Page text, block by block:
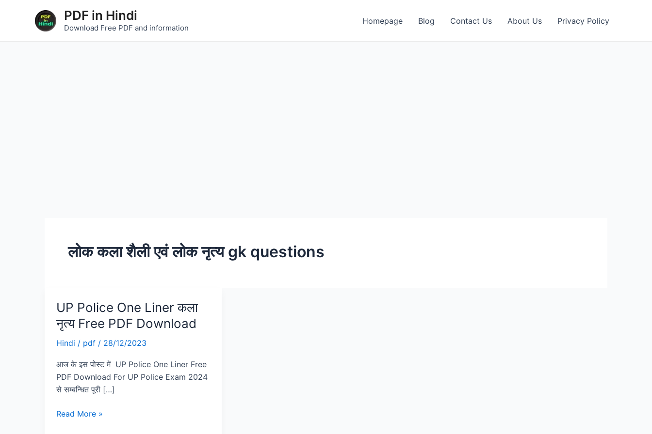
PDF in Hindi
Download Free PDF and information
Homepage Blog Contact Us About Us Privacy Policy
लोक कला शैली एवं लोक नृत्य gk questions
UP Police One Liner कला
नृत्य Free PDF Download
Hindi / pdf / 28/12/2023
आज के इस पोस्ट में UP Police One Liner Free
PDF Download For UP Police Exam 2024
से सम्बन्धित पूरी […]
UP
Police
One
Liner
नृत्य
Free
PDF
Read More »